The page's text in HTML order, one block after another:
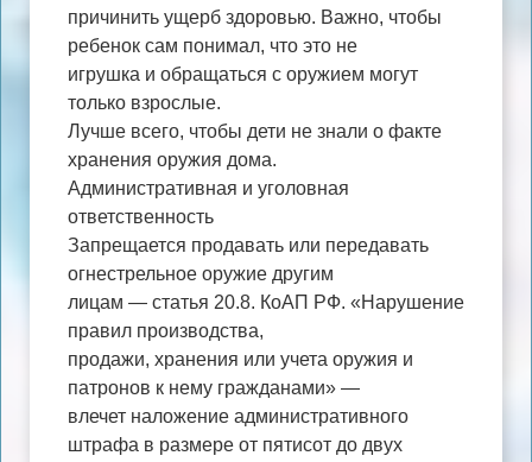
причинить ущерб здоровью. Важно, чтобы
ребенок сам понимал, что это не
игрушка и обращаться с оружием могут
только взрослые.
Лучше всего, чтобы дети не знали о факте
хранения оружия дома.
Административная и уголовная
ответственность
Запрещается продавать или передавать
огнестрельное оружие другим
лицам — статья 20.8. КоАП РФ. «Нарушение
правил производства,
продажи, хранения или учета оружия и
патронов к нему гражданами» —
влечет наложение административного
штрафа в размере от пятисот до двух